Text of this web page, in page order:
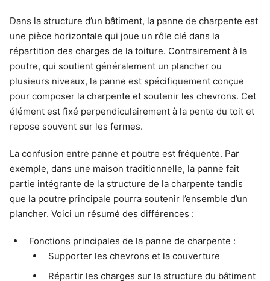
Dans la structure d’un bâtiment, la panne de charpente est
une pièce horizontale qui joue un rôle clé dans la
répartition des charges de la toiture. Contrairement à la
poutre, qui soutient généralement un plancher ou
plusieurs niveaux, la panne est spécifiquement conçue
pour composer la charpente et soutenir les chevrons. Cet
élément est fixé perpendiculairement à la pente du toit et
repose souvent sur les fermes.
La confusion entre panne et poutre est fréquente. Par
exemple, dans une maison traditionnelle, la panne fait
partie intégrante de la structure de la charpente tandis
que la poutre principale pourra soutenir l’ensemble d’un
plancher. Voici un résumé des différences :
Fonctions principales de la panne de charpente :
Supporter les chevrons et la couverture
Répartir les charges sur la structure du bâtiment